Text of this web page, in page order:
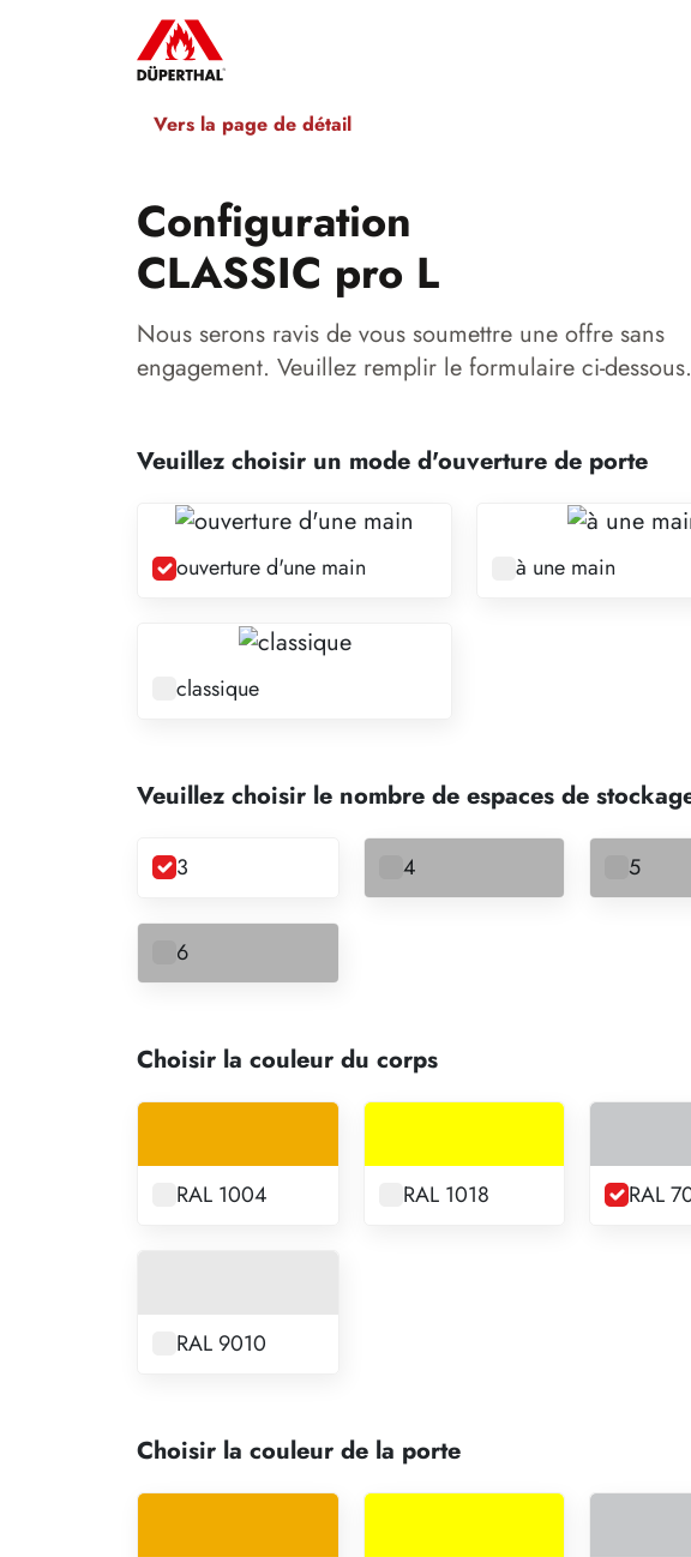
Vers la page de détail
Configuration
CLASSIC pro L
Nous serons ravis de vous soumettre une offre sans
engagement. Veuillez remplir le formulaire ci-dessous.
Veuillez choisir un mode d'ouverture de porte
ouverture d'une main à une main
classique
Veuillez choisir le nombre de espaces de
3 4 5
6
Choisir la couleur du corps
RAL 1004 RAL 1018 RAL
RAL 9010
Choisir la couleur de la porte